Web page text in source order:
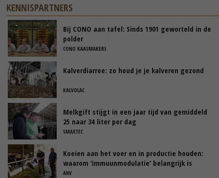
KENNISPARTNERS
Bij CONO aan tafel: Sinds 1901 geworteld in de
polder
CONO KAASMAKERS
Kalverdiarree: zo houd je je kalveren gezond
KALVOLAC
Melkgift stijgt in een jaar tijd van gemiddeld
25 naar 34 liter per dag
SMAXTEC
Koeien aan het voer en in productie houden:
waarom ‘immuunmodulatie’ belangrijk is
tijdens de transitieperiode
AHV